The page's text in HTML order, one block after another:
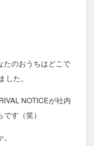
のおうちはどこで
た。
NOTICEが社内
す（笑）